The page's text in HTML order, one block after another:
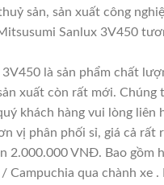
sản, sản xuất công
Sanlux 3V450
là sản phẩm chất
xuất còn rất mới.
khách hàng vui lòng
vị phân phối sỉ, giá cả
VNĐ. Bao gồm
qua chành xe